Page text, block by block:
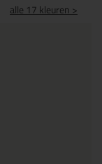
alle 17 kleuren >